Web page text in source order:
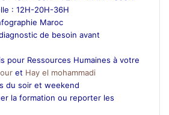
: 12H-20H-36H
Maroc
de besoin avant
pour Ressources Humaines à votre
et Hay el mohammadi
du soir et weekend
la formation ou reporter les